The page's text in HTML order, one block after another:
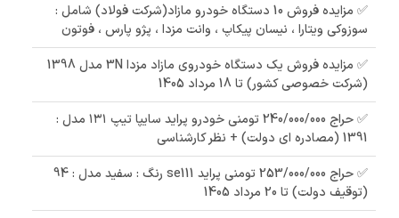
✅ مزایده فروش 10 دستگاه خودرو مازاد(شرکت فولاد) شامل :
سوزوکی ویتارا ، نیسان پیکاپ ، وانت مزدا ، پژو پارس ، فوتون
✅ مزایده فروش یک دستگاه خودروی مازاد مزدا 3N مدل 1398
(شرکت خصوصی کشور) تا 18 مرداد 1405
✅ حراج 240/000/000 تومنی خودرو پراید سایپا تیپ ۱۳۱ مدل :
1391 (مصادره ای دولت) + نظر کارشناسی
✅ حراج 253/000/000 تومنی پراید se111 رنگ : سفید مدل : 94
(توقیف دولت) تا 20 مرداد 1405